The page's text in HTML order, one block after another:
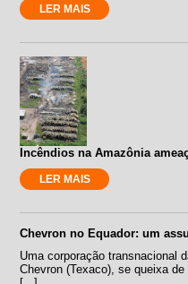
LER MAIS
Incêndios na Amazônia
LER MAIS
Chevron no Equador: um
Uma corporação transnacional
Chevron (Texaco), se queixa